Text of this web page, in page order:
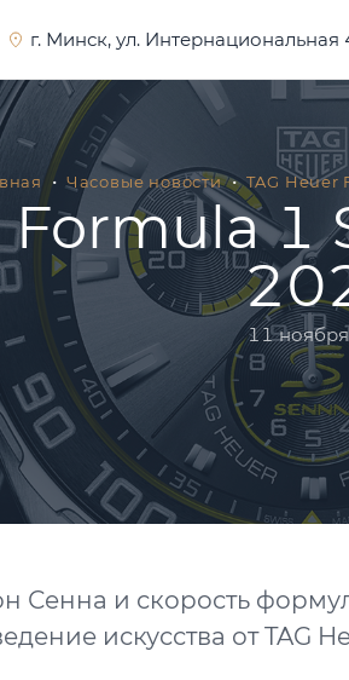
г. Минск, ул. Интернациональная
Часовые новости TAG
Formula 1
11
Сенна и скорость
искусства от TAG